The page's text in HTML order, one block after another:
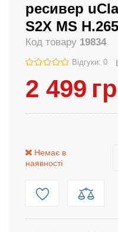
ресивер
S2X MS
Код товару 19834
Відгуки: 0
2 499
Немає в
наявності